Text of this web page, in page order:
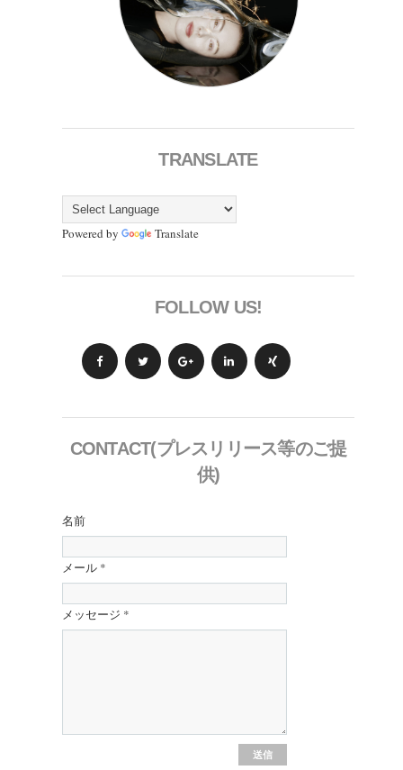
TRANSLATE
Powered by Translate
FOLLOW US!
CONTACT(プレスリリース等のご提
供)
名前
メール *
メッセージ *